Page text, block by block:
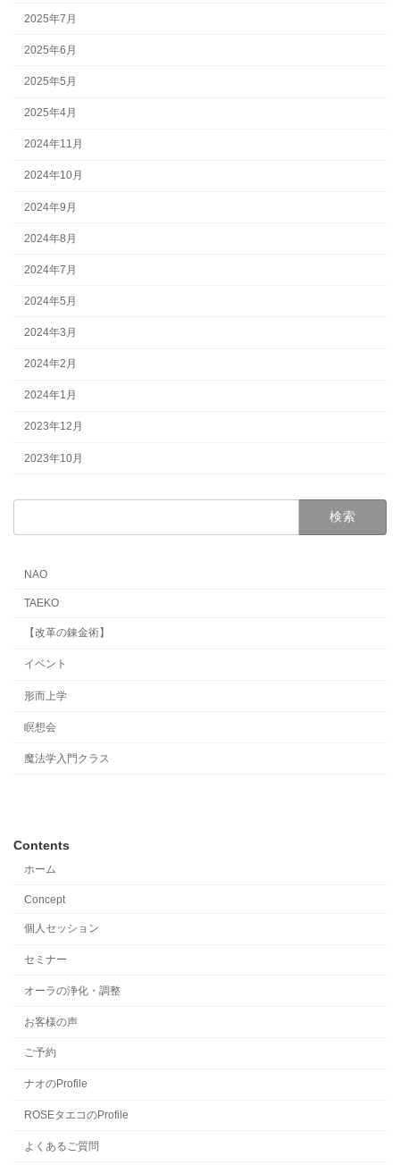
2025年7月
2025年6月
2025年5月
2025年4月
2024年11月
2024年10月
2024年9月
2024年8月
2024年7月
2024年5月
2024年3月
2024年2月
2024年1月
2023年12月
2023年10月
検
NAO
TAEKO
【改革の錬金術】
イベント
形而上学
瞑想会
魔法学入門クラス
Contents
ホーム
Concept
個人セッション
セミナー
オーラの浄化・調整
お客様の声
ご予約
ナオのProfile
ROSEタエコのProfile
よくあるご質問